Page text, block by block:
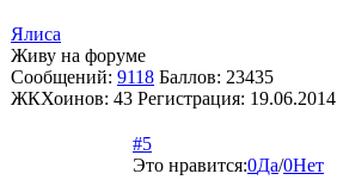
Ялиса
Живу на форуме
Сообщений: 9118 Баллов: 23435
ЖКХоинов: 43 Регистрация: 19.06.2014
#5
Это нравится:0Да/0Нет